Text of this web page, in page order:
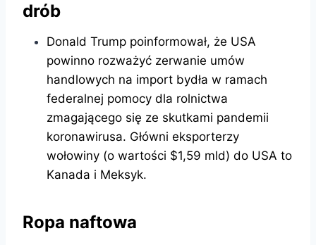
drób
Donald Trump poinformował, że USA
powinno rozważyć zerwanie umów
handlowych na import bydła w ramach
federalnej pomocy dla rolnictwa
zmagającego się ze skutkami pandemii
koronawirusa. Główni eksporterzy
wołowiny (o wartości $1,59 mld) do USA to
Kanada i Meksyk.
Ropa naftowa